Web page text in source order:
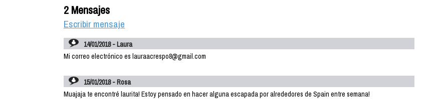
2 Mensajes
Escribir mensaje
14/01/2018 - Laura
Mi correo electrónico es lauraacrespo8@gmail.com
15/01/2018 - Rosa
Muajaja te encontré laurita! Estoy pensado en hacer alguna escapada por alrededores de Spain entre semana!